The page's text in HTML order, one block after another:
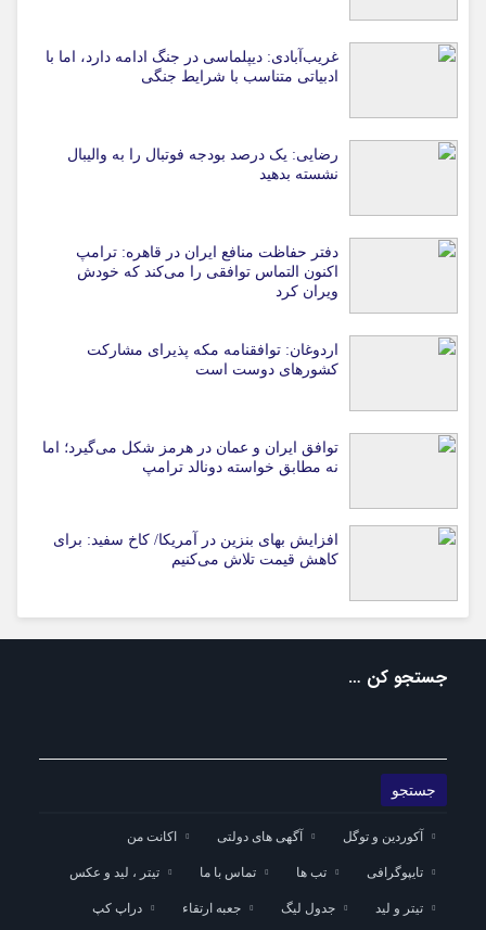
غریب‌آبادی: دیپلماسی در جنگ ادامه دارد، اما با
ادبیاتی متناسب با شرایط جنگی
رضایی: یک درصد بودجه فوتبال را به والیبال
نشسته بدهید
دفتر حفاظت منافع ایران در قاهره: ترامپ
اکنون التماس توافقی را می‌کند که خودش
ویران کرد
اردوغان: توافقنامه مکه پذیرای مشارکت
کشورهای دوست است
توافق ایران و عمان در هرمز شکل می‌گیرد؛ اما
نه مطابق خواسته دونالد ترامپ
افزایش بهای بنزین در آمریکا/ کاخ سفید: برای
کاهش قیمت تلاش می‌کنیم
جستجو کن …
آکوردین و توگل آگهی های دولتی اکانت من
تایپوگرافی تب ها تماس با ما تیتر ، لید و عکس
تیتر و لید جدول لیگ جعبه ارتقاء دراپ کپ